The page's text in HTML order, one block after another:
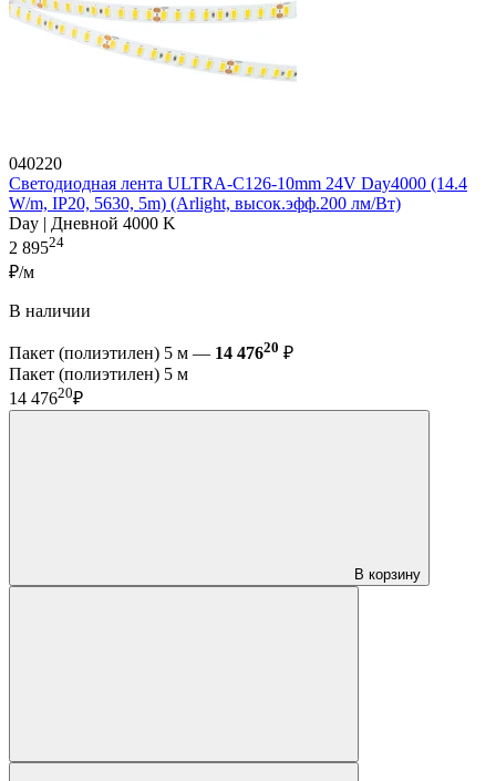
040220
Светодиодная лента ULTRA-C126-10mm 24V Day4000 (14.4
W/m, IP20, 5630, 5m) (Arlight, высок.эфф.200 лм/Вт)
Day | Дневной 4000 K
2 89524
₽/м
В наличии
Пакет (полиэтилен) 5 м — 14 47620 ₽
Пакет (полиэтилен) 5 м
14 47620₽
В корзину